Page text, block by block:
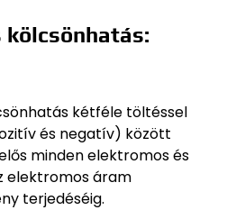
kölcsönhatás:
kétféle töltéssel
és negatív) között
minden elektromos és
elektromos áram
terjedéséig.